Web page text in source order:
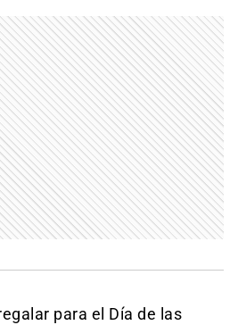
para el Día de las